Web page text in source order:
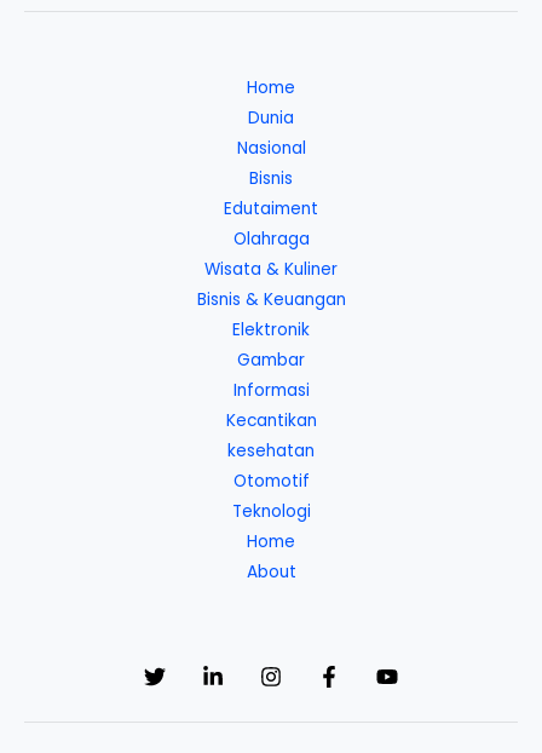
Home
Dunia
Nasional
Bisnis
Edutaiment
Olahraga
Wisata & Kuliner
Bisnis & Keuangan
Elektronik
Gambar
Informasi
Kecantikan
kesehatan
Otomotif
Teknologi
Home
About